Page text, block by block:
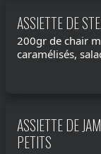
ASSIETTE DE
200gr de chair
caramélisés,
ASSIETTE DE
PETITS